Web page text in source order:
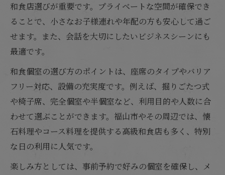
和食店選びが重要です。プライベートな空間が確保でき
ることで、小さなお子様連れや年配の方も安心して過ご
せます。また、会話を大切にしたいビジネスシーンにも
最適です。
和食個室の選び方のポイントは、座席のタイプやバリア
フリー対応、設備の充実度です。例えば、掘りごたつ式
や椅子席、完全個室や半個室など、利用目的や人数に合
わせて選ぶことができます。福山市やその周辺では、懐
石料理やコース料理を提供する高級和食店も多く、特別
な日の利用に人気です。
楽しみ方としては、事前予約で好みの個室を確保し、メ